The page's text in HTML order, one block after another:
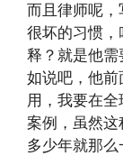
而且律师呢
很坏的习惯
释？就是他
如说吧，他
用，我要在
案例，虽然
多少年就那